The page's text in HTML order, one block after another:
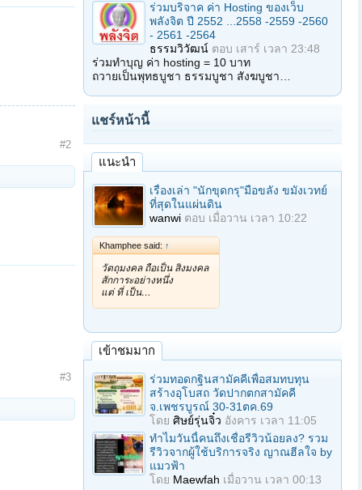
#2
#3
ร่วมบริจาค ค่า Hosting ของเว็บ
พลังจิต ปี 2552 ...2558 -2559 -2560
- 2561 -2564
ธรรมวิวัฒน์ ตอบ เสาร์ เวลา 23:48
ร่วมทำบุญ ค่า hosting = 10 บาท
ถวายเป็นพุทธบูชา ธรรมบูชา สังฆบูชา…
แชร์หน้านี้
แนะนำ
เรื่องเล่า "นักขุดกรุ"มือขลัง ขมังเวทย์
ที่สุดในแผ่นดิน
wanwi ตอบ เมื่อวาน เวลา 10:22
Khamphee said: ↑
วัตถุมงคล ถือเป็น สิ่งมงคล
สักการะอย่างหนึ่ง
แต่ ที่ เป็น…
เข้าชมมาก
ร่วมทอดกฐินสามัคคีเพื่อสมทบทุน
สร้างอุโบสถ วัดปากตกสามัคคี
จ.เพชรบูรณ์ 30-31ตค.69
โดย ศิษย์รุ่นจิ๋ว อังคาร เวลา 11:05
ทำไมวันนี้คนถึงเชื่อรีวิวน้อยลง? รวม
รีวิวจากผู้ใช้บริการจริง ญาณฮีลใจ by
แมวฟ้า
โดย Maewfah เมื่อวาน เวลา 00:13